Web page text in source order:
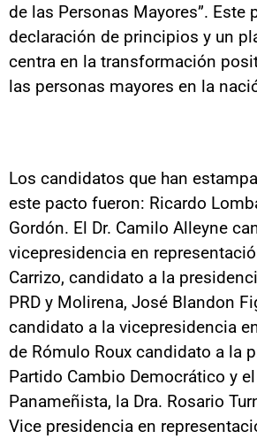
de las Personas Mayores”. Este
declaración de principios y un
centra en la transformación
las personas mayores en la
Los candidatos que han
este pacto fueron: Ricardo
Gordón. El Dr. Camilo Alleyne
vicepresidencia en
Carrizo, candidato a la
PRD y Molirena, José Blandon
candidato a la vicepresidencia
de Rómulo Roux candidato a la
Partido Cambio Democrático y
Panameñista, la Dra. Rosario
Vice presidencia en